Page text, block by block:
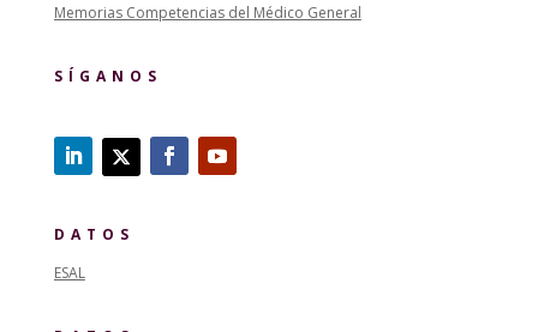
Memorias Competencias del Médico General
SÍGANOS
DATOS
ESAL